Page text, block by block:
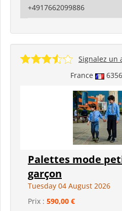
+4917662099886
France
Signalez un
Palettes mode
garçon
Tuesday 04 August 2026
Prix : 590,00 €